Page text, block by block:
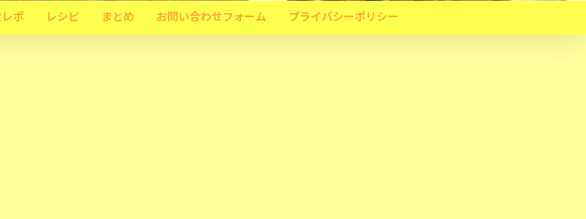
ポ レシピ まとめ お問い合わせフォーム プライバシーポリシー